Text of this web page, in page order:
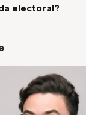
electoral?